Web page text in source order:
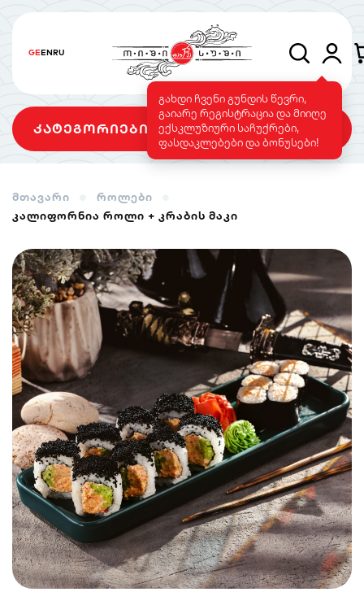
GEENRU
გახდი ჩვენი გუნდის წევრი,
გაიარე რეგისტრაცია და მიიღე
ექსკლუზიური საჩუქრები,
ფასდაკლებები და ბონუსები!
კატეგორიები
სუშის ტორტი საფირმო
ვეგეტარიანული
მენიუ
სენდვიჩი ნიგირები მაკები
პოკე & ბურიტო
სუპები და
სალათები
სასმელები
მთავარი
როლები
კალიფორნია როლი + კრაბის მაკი